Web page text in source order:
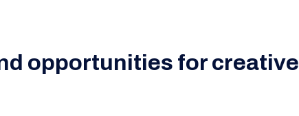
opportunities for creative